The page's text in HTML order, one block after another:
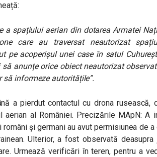
a spațiului aerian din dotarea Armatei
care au traversat neautorizat
pe acoperișul unei case în satul
anunțe orice obiect neautorizat
informeze autoritățile”.
a pierdut contactul cu drona rusească,
al României. Precizările MApN:A
și germani au avut permisiunea de a
Ulterior, a fost observată deasupra
Urmează verificări în teren, pentru a